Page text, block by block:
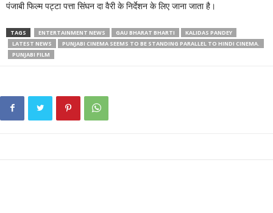
पंजाबी फिल्म पट्टा पत्ता सिंघन दा वैरी के निर्देशन के लिए जाना जाता है।
TAGS ENTERTAINMENT NEWS GAU BHARAT BHARTI
KALIDAS PANDEY
LATEST NEWS
PUNJABI CINEMA SEEMS TO BE STANDING PARALLEL TO HINDI CINEMA.
PUNJABI FILM